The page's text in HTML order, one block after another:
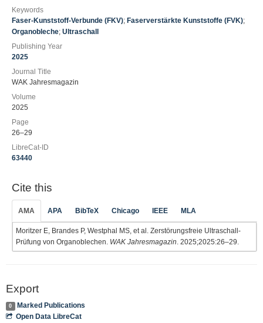
Keywords
Faser-Kunststoff-Verbunde (FKV); Faserverstärkte Kunststoffe (FVK);
Organobleche; Ultraschall
Publishing Year
2025
Journal Title
WAK Jahresmagazin
Volume
2025
Page
26–29
LibreCat-ID
63440
Cite this
AMA APA BibTeX Chicago IEEE MLA
Moritzer E, Brandes P, Westphal MS, et al. Zerstörungsfreie Ultraschall-
Prüfung von Organoblechen. WAK Jahresmagazin . 2025;2025:26–29.
Export
0
Marked Publications
Open Data LibreCat